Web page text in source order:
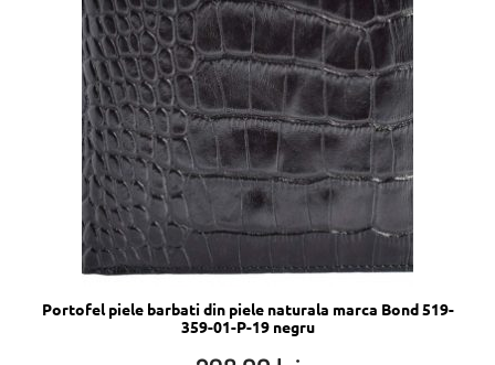
Portofel piele barbati din piele naturala marca Bond 519-
359-01-P-19 negru